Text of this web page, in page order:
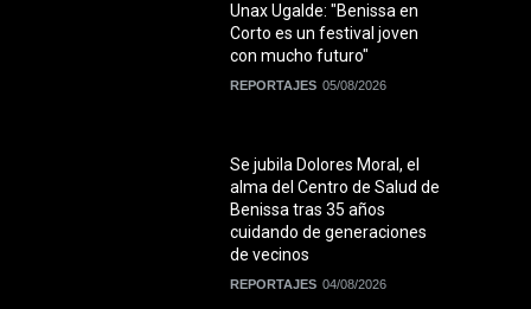
Unax Ugalde: "Benissa en
Corto es un festival joven
con mucho futuro"
REPORTAJES 05/08/2026
Se jubila Dolores Moral, el
alma del Centro de Salud de
Benissa tras 35 años
cuidando de generaciones
de vecinos
REPORTAJES 04/08/2026